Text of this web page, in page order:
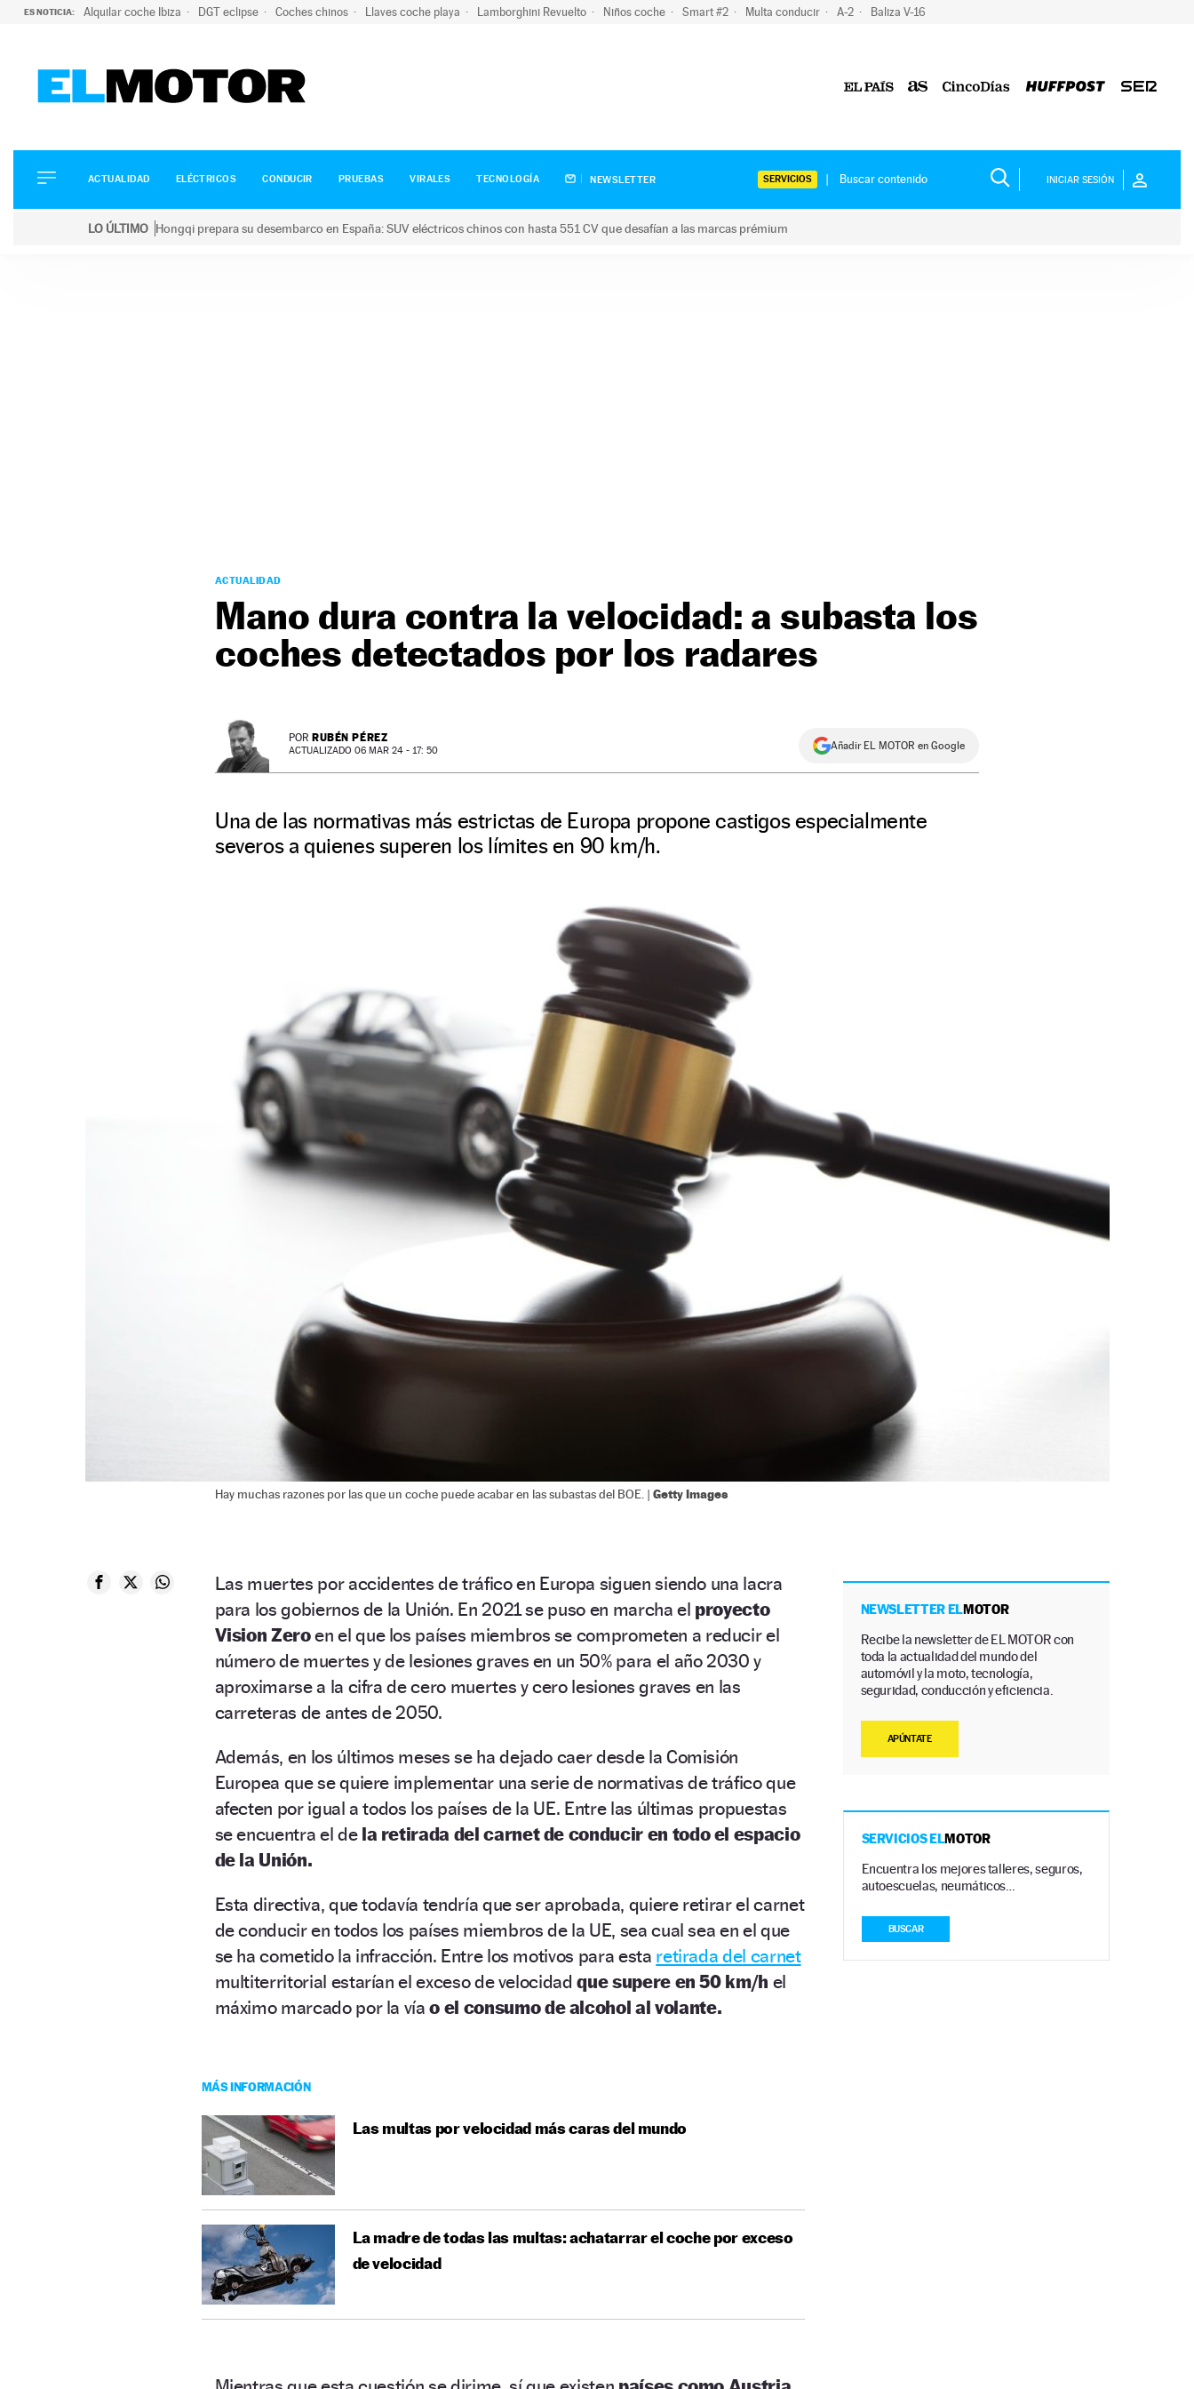
ES NOTICIA: Alquilar coche Ibiza DGT eclipse Coches chinos Llaves coche playa Lamborghini Revuelto Niños coche Smart #2 Multa conducir A-2 Baliza V-16
ELÉCTRICOS
CONDUCIR
ACTUALIDAD ELÉCTRICOS CONDUCIR PRUEBAS VIRALES TECNOLOGÍA NEWSLETTER SERVICIOS INICIAR SESIÓN
LO ÚLTIMO Hongqi prepara su desembarco en España: SUV eléctricos chinos con hasta 551 CV que desafían a las marcas prémium
ACTUALIDAD
Mano dura contra la velocidad: a subasta los
coches detectados por los radares
POR RUBÉN PÉREZ
ACTUALIZADO 06 MAR 24 - 17: 50 Añadir EL MOTOR en Google
Una de las normativas más estrictas de Europa propone castigos especialmente
severos a quienes superen los límites en 90 km/h.
Hay muchas razones por las que un coche puede acabar en las subastas del BOE. | Getty Images
Las muertes por accidentes de tráfico en Europa siguen siendo una lacra
para los gobiernos de la Unión. En 2021 se puso en marcha el proyecto
Vision Zeroen el que los países miembros se comprometen a reducir el
número de muertes y de lesiones graves en un 50% para el año 2030 y
aproximarse a la cifra de cero muertes y cero lesiones graves en las
carreteras de antes de 2050.
Además, en los últimos meses se ha dejado caer desde la Comisión
Europea que se quiere implementar una serie de normativas de tráfico que
afecten por igual a todos los países de la UE. Entre las últimas propuestas
se encuentra el de la retirada del carnet de conducir en todo el espacio
de la Unión.
Esta directiva, que todavía tendría que ser aprobada, quiere retirar el carnet
de conducir en todos los países miembros de la UE, sea cual sea en el que
se ha cometido la infracción. Entre los motivos para esta retirada del carnet
multiterritorial estarían el exceso de velocidadque supere en 50 km/h el
máximo marcado por la víao el consumo de alcohol al volante.
MÁS INFORMACIÓN
Las multas por velocidad más caras del mundo
La madre de todas las multas: achatarrar el coche por exceso
de velocidad
NEWSLETTER ELMOTOR
Recibe la newsletter de EL MOTOR con
toda la actualidad del mundo del
automóvil y la moto, tecnología,
seguridad, conducción y eficiencia.
APÚNTATE
SERVICIOS ELMOTOR
Encuentra los mejores talleres, seguros,
autoescuelas, neumáticos…
BUSCAR